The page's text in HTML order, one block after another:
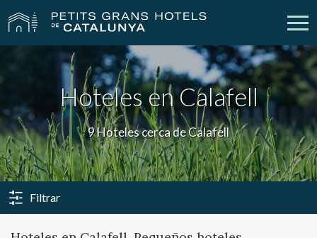
Nuestros Hoteles Escapadas
Bodas Empresas
Cheques Regalo Descubre Catalunya
Hoteles en Calafell
9 Hoteles cerca de Calafell
Filtrar